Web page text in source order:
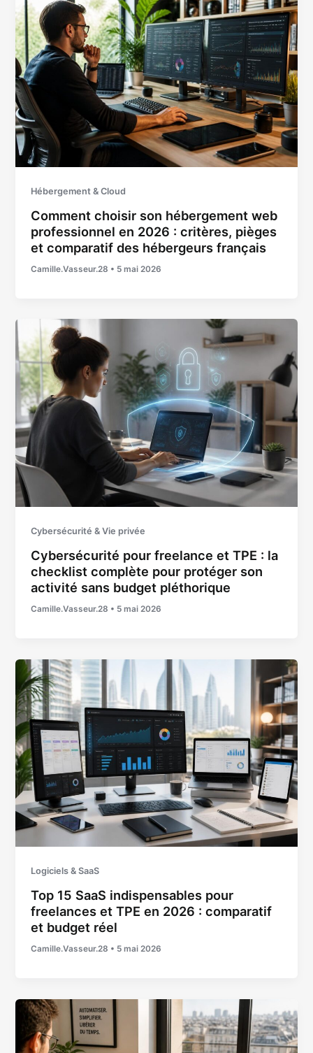
Hébergement & Cloud
Comment choisir son hébergement web
professionnel en 2026 : critères, pièges
et comparatif des hébergeurs français
Camille.Vasseur.28 • 5 mai 2026
Cybersécurité & Vie privée
Cybersécurité pour freelance et TPE : la
checklist complète pour protéger son
activité sans budget pléthorique
Camille.Vasseur.28 • 5 mai 2026
Logiciels & SaaS
Top 15 SaaS indispensables pour
freelances et TPE en 2026 : comparatif
et budget réel
Camille.Vasseur.28 • 5 mai 2026